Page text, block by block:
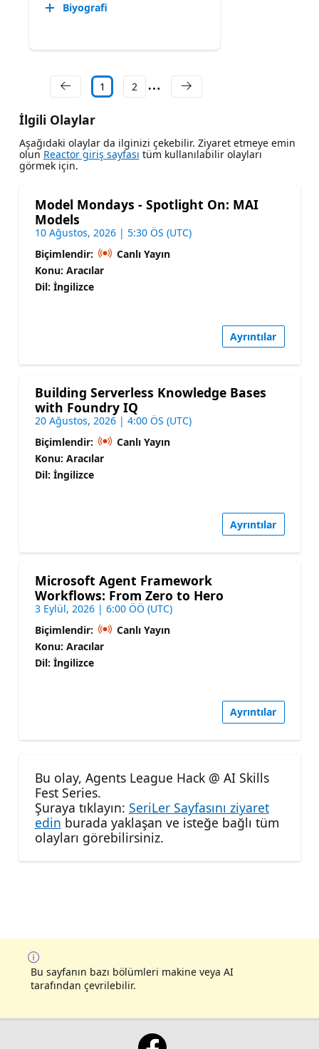
Biyografi
1 2
İlgili Olaylar
Aşağıdaki olaylar da ilginizi çekebilir. Ziyaret etmeye emin
olun Reactor giriş sayfası tüm kullanılabilir olayları
görmek için.
Model Mondays - Spotlight On: MAI
Models
10 Ağustos, 2026 | 5:30 ÖS (UTC)
Biçimlendir:
Canlı Yayın
Konu: Aracılar
Dil: İngilizce
Ayrıntılar
Building Serverless Knowledge Bases
with Foundry IQ
20 Ağustos, 2026 | 4:00 ÖS (UTC)
Biçimlendir:
Canlı Yayın
Konu: Aracılar
Dil: İngilizce
Ayrıntılar
Microsoft Agent Framework
Workflows: From Zero to Hero
3 Eylül, 2026 | 6:00 ÖÖ (UTC)
Biçimlendir:
Canlı Yayın
Konu: Aracılar
Dil: İngilizce
Ayrıntılar
Bu olay, Agents League Hack @ AI Skills
Fest Series.
Şuraya tıklayın: SeriLer Sayfasını ziyaret
edin burada yaklaşan ve isteğe bağlı tüm
olayları görebilirsiniz.
Bu sayfanın bazı bölümleri makine veya AI
tarafından çevrilebilir.